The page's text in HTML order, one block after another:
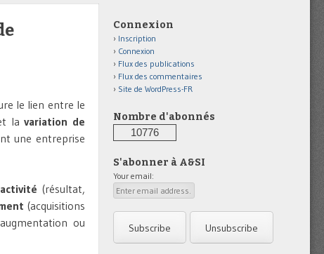
le lien entre le
et lavariation de
une entreprise
activité (résultat,
(acquisitions
ou
Connexion
Inscription
Connexion
Flux des publications
Flux des commentaires
Site de WordPress-FR
Nombre d'abonnés
10776
S'abonner à A&SI
Your email: